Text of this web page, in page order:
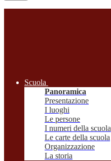
Scuola
Panoramica
Presentazione
I luoghi
Le persone
I numeri della scuola
Le carte della scuola
Organizzazione
La storia